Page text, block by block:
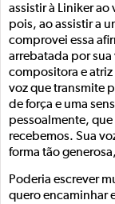
assistir à Liniker ao
pois, ao assistir a
comprovei essa
arrebatada por
compositora e
voz que transmite
de força e uma
pessoalmente, que
recebemos. Sua
forma tão
Poderia escrever
quero encaminhar